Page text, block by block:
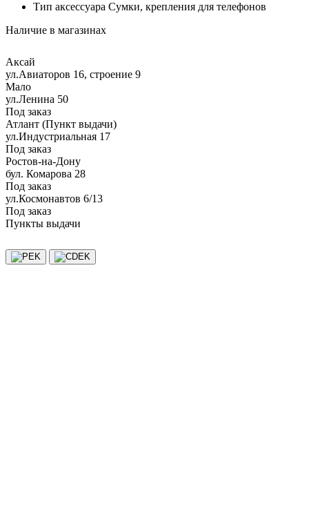
Тип аксессуара Сумки, крепления для телефонов
Наличие в магазинах
Аксай
ул.Авиаторов 16, строение 9
Мало
ул.Ленина 50
Под заказ
Атлант (Пункт выдачи)
ул.Индустриальная 17
Под заказ
Ростов-на-Дону
бул. Комарова 28
Под заказ
ул.Космонавтов 6/13
Под заказ
Пункты выдачи